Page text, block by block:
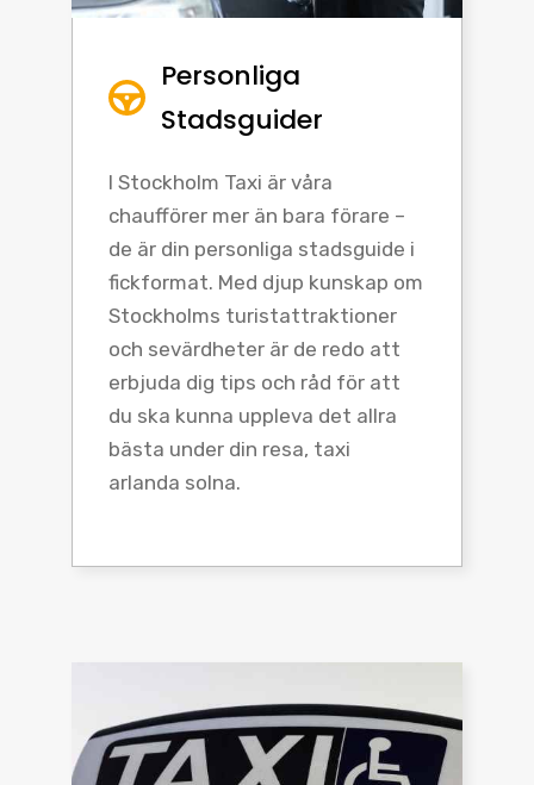
Personliga
Stadsguider
I Stockholm Taxi är våra
chaufförer mer än bara förare –
de är din personliga stadsguide i
fickformat. Med djup kunskap om
Stockholms turistattraktioner
och sevärdheter är de redo att
erbjuda dig tips och råd för att
du ska kunna uppleva det allra
bästa under din resa, taxi
arlanda solna.